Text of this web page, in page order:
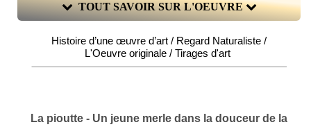
TOUT SAVOIR SUR L'OEUVRE
Histoire d’une œuvre d’art / Regard Naturaliste /
L'Oeuvre originale / Tirages d'art
La pioutte - Un jeune merle dans la douceur de la